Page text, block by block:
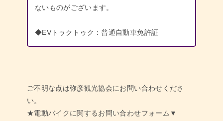
ないものがございます。
◆EVトゥクトゥク：普通自動車免許証
ご不明な点は弥彦観光協会にお問い合わせくださ
い。
★電動バイクに関するお問い合わせフォーム▼